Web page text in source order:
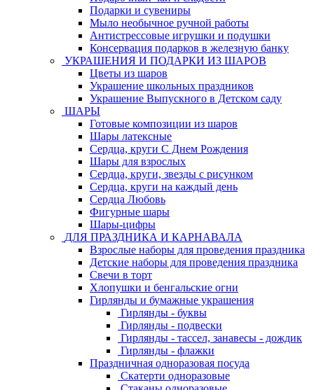
Подарки и сувениры
Мыло необычное ручной работы
Антистрессовые игрушки и подушки
Консервация подарков в железную банку
УКРАШЕНИЯ И ПОДАРКИ ИЗ ШАРОВ
Цветы из шаров
Украшение школьных праздников
Украшение Выпускного в Детском саду
ШАРЫ
Готовые композиции из шаров
Шары латексные
Сердца, круги С Днем Рождения
Шары для взрослых
Сердца, круги, звезды с рисунком
Сердца, круги на каждый день
Сердца Любовь
Фигурные шары
Шары-цифры
ДЛЯ ПРАЗДНИКА И КАРНАВАЛА
Взрослые наборы для проведения праздника
Детские наборы для проведения праздника
Свечи в торт
Хлопушки и бенгальские огни
Гирлянды и бумажные украшения
Гирлянды - буквы
Гирлянды - подвески
Гирлянды - тассел, занавесы - дождик
Гирлянды - флажки
Праздничная одноразовая посуда
Скатерти одноразовые